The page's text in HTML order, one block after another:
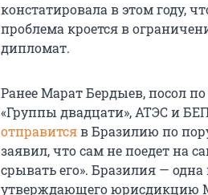
констатировала в этом году,
проблема кроется в
дипломат.
Ранее Марат Бердыев, посол
«Группы двадцати», АТЭС и
отправитсяв Бразилию по
заявил, что сам не поедет на
срывать его». Бразилия —
утверждающего юрисдикцию